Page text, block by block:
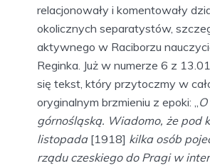
relacjonowały i komentowały
okolicznych separatystów,
aktywnego w Raciborzu
Reginka. Już w numerze 6 z
się tekst, który przytoczmy w
oryginalnym brzmieniu z epoki: „
górnośląską. Wiadomo, że pod
listopada[1918] kilka osób
rządu czeskiego do Pragi w